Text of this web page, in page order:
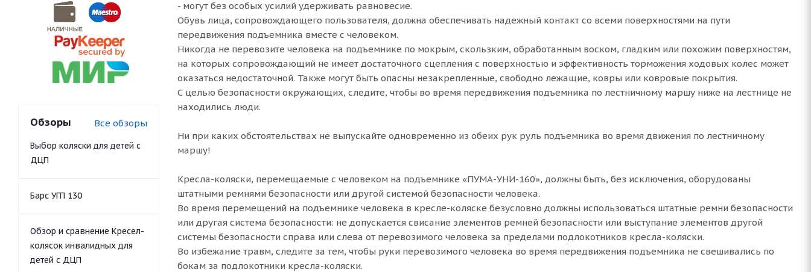
- могут без особых усилий удерживать равновесие.
Обувь лица, сопровождающего пользователя, должна обеспечивать надежный контакт со всеми поверхностями на пути
передвижения подъемника вместе с человеком.
Никогда не перевозите человека на подъемнике по мокрым, скользким, обработанным воском, гладким или похожим поверхностям,
на которых сопровождающий не имеет достаточного сцепления с поверхностью и эффективность торможения ходовых колес может
оказаться недостаточной. Также могут быть опасны незакрепленные, свободно лежащие, ковры или ковровые покрытия.
С целью безопасности окружающих, следите, чтобы во время передвижения подъемника по лестничному маршу ниже на лестнице не
находились люди.
Ни при каких обстоятельствах не выпускайте одновременно из обеих рук руль подъемника во время движения по лестничному
маршу!
Кресла-коляски, перемещаемые с человеком на подъемнике «ПУМА-УНИ-160», должны быть, без исключения, оборудованы
штатными ремнями безопасности или другой системой безопасности человека.
Во время перемещений на подъемнике человека в кресле-коляске безусловно должны использоваться штатные ремни безопасности
или другая система безопасности: не допускается свисание элементов ремней безопасности или выступание элементов другой
системы безопасности справа или слева от перевозимого человека за пределами подлокотников кресла-коляски.
Во избежание травм, следите за тем, чтобы руки перевозимого человека во время передвижения подъемника не свешивались по
бокам за подлокотники кресла-коляски.
Обзоры Все обзоры
Выбор коляски для детей с
ДЦП
Барс УГП 130
Обзор и сравнение Кресел-
колясок инвалидных для
детей с ДЦП